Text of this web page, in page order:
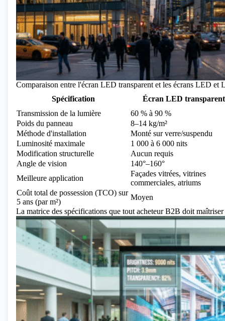
Comparaison entre l'écran LED transparent et les écrans LED et
Spécification
Écran LED transparent
Transmission de la lumière
60 % à 90 %
Poids du panneau
8–14 kg/m²
Méthode d'installation
Monté sur verre/suspendu
Luminosité maximale
1 000 à 6 000 nits
Modification structurelle
Aucun requis
Angle de vision
140°–160°
Meilleure application
Façades vitrées, vitrines
commerciales, atriums
Coût total de possession (TCO) sur
5 ans (par m²)
Moyen
La matrice des spécifications que tout acheteur B2B doit